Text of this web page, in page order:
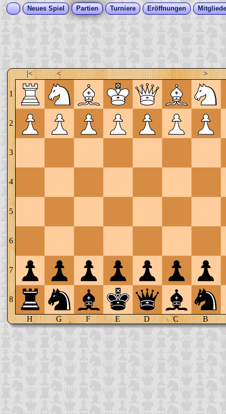
Neues Spiel Partien Turniere Eröffnungen
|< < >
1
2
3
4
5
6
7
8
H G F E D C B